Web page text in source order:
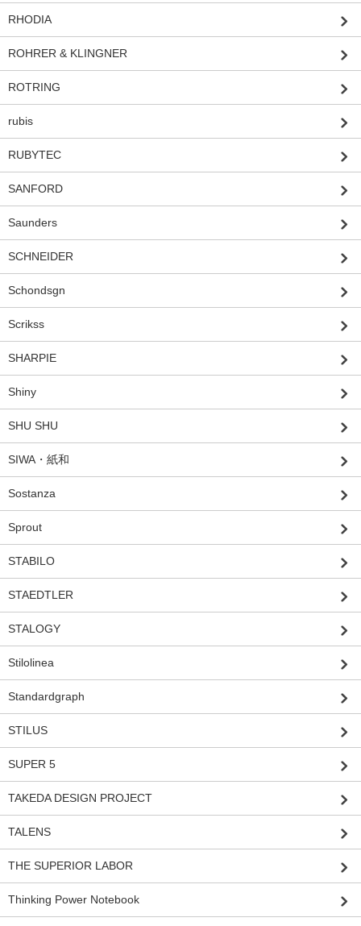
RHODIA
ROHRER & KLINGNER
ROTRING
rubis
RUBYTEC
SANFORD
Saunders
SCHNEIDER
Schondsgn
Scrikss
SHARPIE
Shiny
SHU SHU
SIWA・紙和
Sostanza
Sprout
STABILO
STAEDTLER
STALOGY
Stilolinea
Standardgraph
STILUS
SUPER 5
TAKEDA DESIGN PROJECT
TALENS
THE SUPERIOR LABOR
Thinking Power Notebook